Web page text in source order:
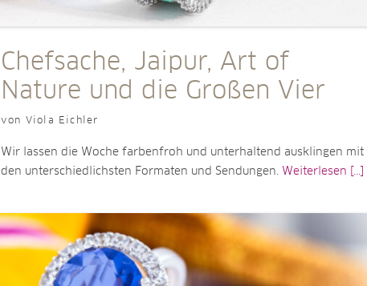
Chefsache, Jaipur, Art of
Nature und die Großen Vier
von Viola Eichler
Wir lassen die Woche farbenfroh und unterhaltend ausklingen mit
den unterschiedlichsten Formaten und Sendungen. Weiterlesen [...]